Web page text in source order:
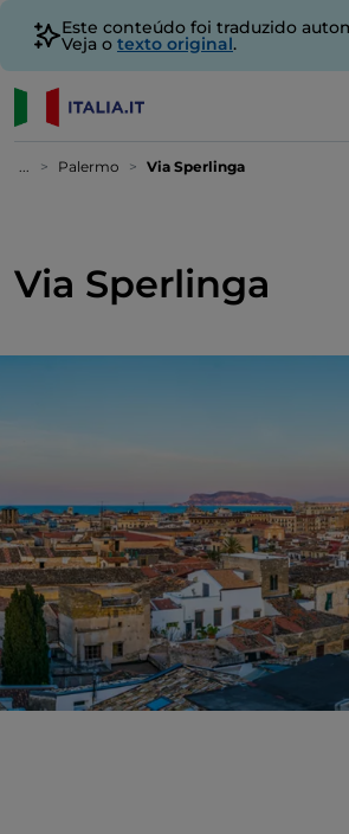
Este conteúdo foi traduzido
Veja o texto original.
... Palermo Via Sperlinga
Via Sperlinga